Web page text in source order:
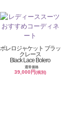
ボレロジャケット ブラッ
クレース
Black Lace Bolero
通常価格
39,000円 (税別)